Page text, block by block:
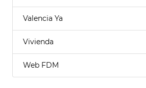
Valencia Ya
Vivienda
Web FDM